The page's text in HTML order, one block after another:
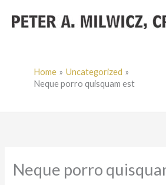
Home
Uncategorized
Neque porro quisquam est
Neque porro